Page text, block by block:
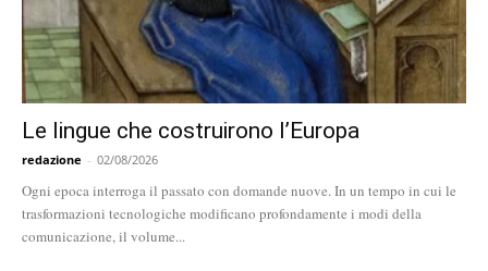
Le lingue che costruirono l’Europa
redazione - 02/08/2026
Ogni epoca interroga il passato con domande nuove. In un tempo in cui le
trasformazioni tecnologiche modificano profondamente i modi della
comunicazione, il volume...